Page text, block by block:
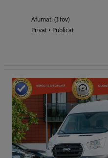
Afumati (Ilfov)
Privat • Publicat